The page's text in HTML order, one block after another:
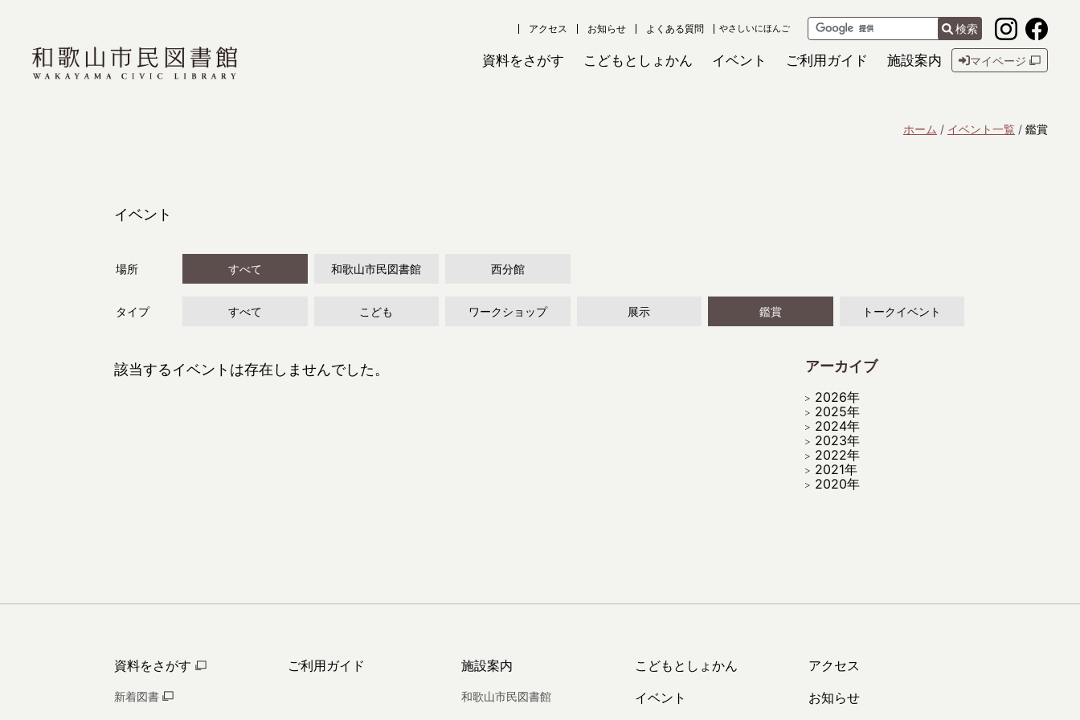
アクセス お知らせ よくある質問 やさしいにほんご 検索
資料をさがす こどもとしょかん イベント ご利用ガイド 施設案内 マイページ
ホーム イベント一覧 鑑賞
イベント
場所 すべて 和歌山市民図書館 西分館
タイプ すべて こども ワークショップ 展示 鑑賞 トークイベント
該当するイベントは存在しませんでした。 アーカイブ
2026年
2025年
2024年
2023年
2022年
2021年
2020年
資料をさがす
新着図書
ご利用ガイド 施設案内
和歌山市民図書館
こどもとしょかん
イベント
アクセス
お知らせ